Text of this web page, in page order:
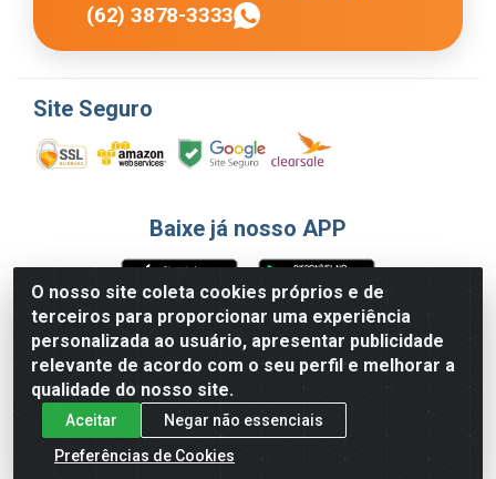
O nosso site coleta cookies próprios e de
terceiros para proporcionar uma experiência
personalizada ao usuário, apresentar publicidade
relevante de acordo com o seu perfil e melhorar a
qualidade do nosso site.
Aceitar
Negar não essenciais
Preferências de Cookies
(62) 3878-3333
Site Seguro
Baixe já nosso APP
Formas de Pagamento